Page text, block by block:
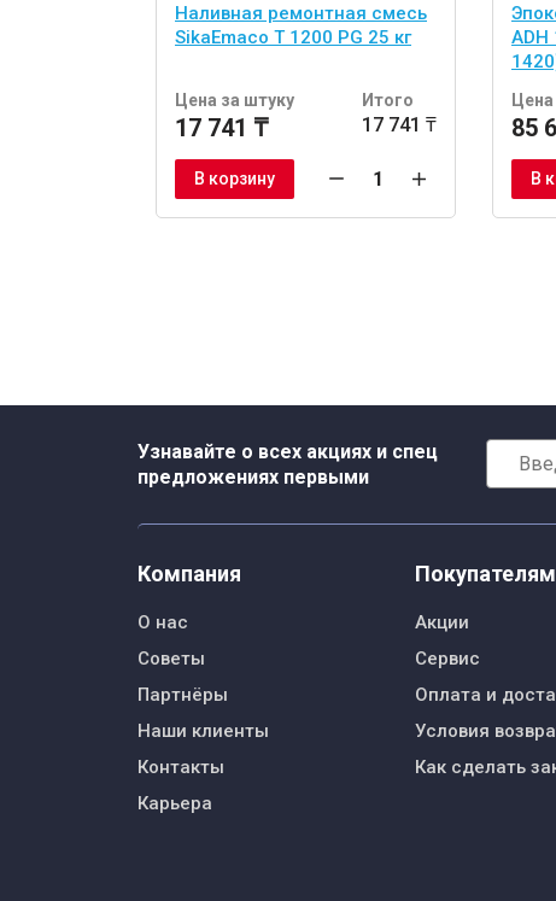
Наливная ремонтная смесь
SikaEmaco T 1200 PG 25 кг
Цена за штуку
17 741 ₸
Итого
17 741 ₸
В корзину
ADH
85
В
Узнавайте о всех акциях и спец
предложениях первыми
Компания
О нас
Советы
Партнёры
Наши клиенты
Контакты
Карьера
Покупателям
Акции
Сервис
Оплата и
Условия
Как сделать